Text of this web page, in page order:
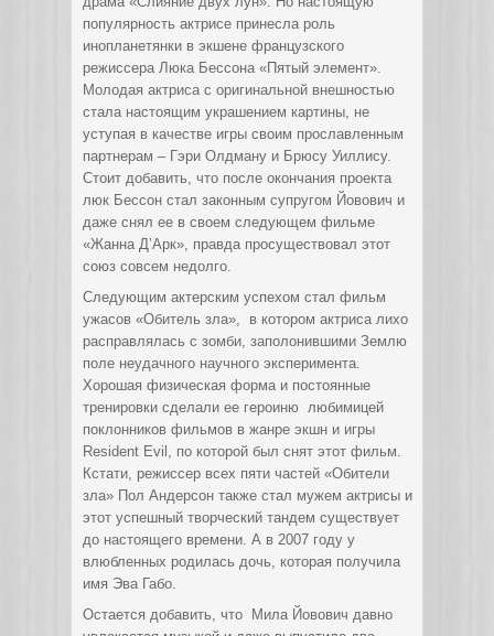
популярность актрисе принесла роль
инопланетянки в экшене французского
режиссера Люка Бессона «Пятый элемент».
Молодая актриса с оригинальной внешностью
стала настоящим украшением картины, не
уступая в качестве игры своим прославленным
партнерам – Гэри Олдману и Брюсу Уиллису.
Стоит добавить, что после окончания проекта
люк Бессон стал законным супругом Йовович и
даже снял ее в своем следующем фильме
«Жанна Д’Арк», правда просуществовал этот
союз совсем недолго.
Следующим актерским успехом стал фильм
ужасов «Обитель зла», в котором актриса лихо
расправлялась с зомби, заполонившими Землю
поле неудачного научного эксперимента.
Хорошая физическая форма и постоянные
тренировки сделали ее героиню любимицей
поклонников фильмов в жанре экшн и игры
Resident Evil, по которой был снят этот фильм.
Кстати, режиссер всех пяти частей «Обители
зла» Пол Андерсон также стал мужем актрисы и
этот успешный творческий тандем существует
до настоящего времени. А в 2007 году у
влюбленных родилась дочь, которая получила
имя Эва Габо.
Остается добавить, что Мила Йовович давно